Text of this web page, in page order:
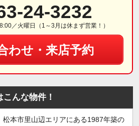
24-3232
／火曜日（1～3月は休まず営業！）
わせ・来店予約
んな物件！
松本市里山辺エリアにある1987年築の